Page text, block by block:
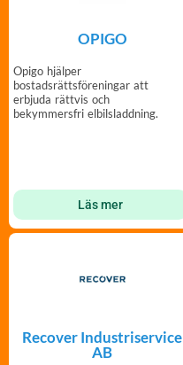
OPIGO
Opigo hjälper
bostadsrättsföreningar att
erbjuda rättvis och
bekymmersfri elbilsladdning.
Läs mer
Recover Industriservice
AB